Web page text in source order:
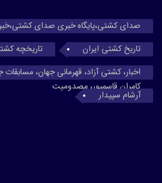
صدای کشتی،پایگاه خبری صدای
تاریخ کشتی ایران
تاریخچه
اخبار، کشتی آزاد، قهرمانی جهان،
کامران قاسمپور، مصدومیت
آرشام سپیدار